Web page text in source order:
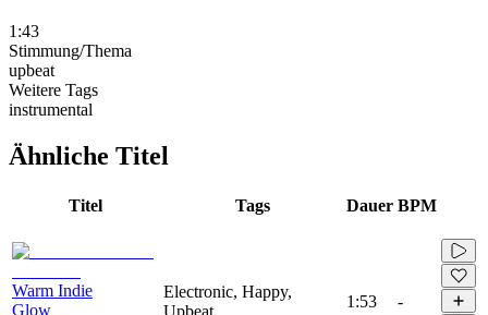
1:43
Stimmung/Thema
upbeat
Weitere Tags
instrumental
Ähnliche Titel
Titel Tags Dauer BPM
Warm Indie
Glow
Electronic, Happy,
Upbeat
1:53 -